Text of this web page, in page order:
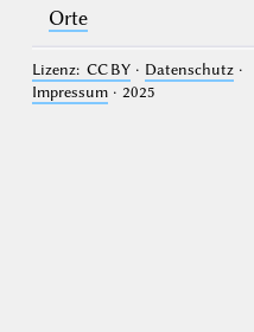
Orte
Lizenz: CC BY· Datenschutz·
Impressum· 2025